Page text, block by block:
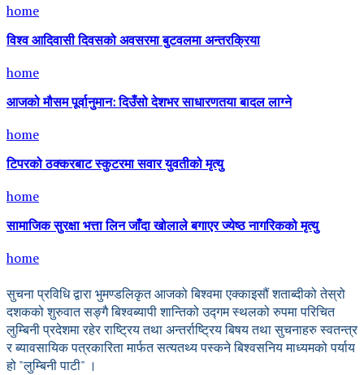
home
विश्व आदिवासी दिवसको अवसरमा बुटवलमा अन्तरक्रिया
home
आजको मौसम पूर्वानुमान: दिउँसो देशभर साधारणतया बादल लाग्ने
home
टिपरको ठक्करबाट स्कुटरमा सवार युवतीको मृत्यु
home
सामाजिक सुरक्षा भत्ता लिन जाँदा खोलाले बगाएर ज्येष्ठ नागरिकको मृत्यु
home
सुचना प्रविधि द्वारा भुमण्डलिकृत आजको बिश्वमा एक्काइसौं शताब्दीको तेस्रो
दशकको शुरुवात सङ्गै बिश्वब्यापी शान्तिको उद्गम स्थलको रुपमा परिचित
लुम्बिनी प्रदेशमा रहेर राष्ट्रिय तथा अन्तर्राष्ट्रिय बिषय तथा सुचनाहरु स्वतन्त्र
र ब्यावसायिक पत्रकारिता मार्फत सत्यतथ्य पस्कने बिश्वसनिय माध्यमको पर्याय
हो "लुम्बिनी पाटी" ।